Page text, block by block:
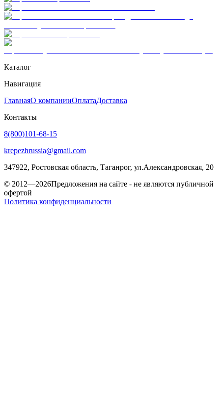
Каталог
Навигация
ГлавнаяО компанииОплатаДоставка
Контакты
8(800)101-68-15
krepezhrussia@gmail.com
347922, Ростовская область, Таганрог, ул.Александровская, 20
© 2012—2026Предложения на сайте - не являются публичной
офертой
Политика конфиденциальности